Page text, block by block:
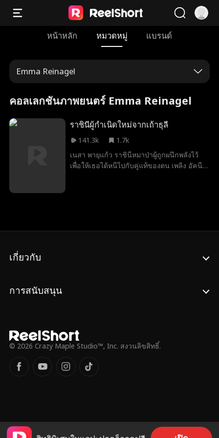
หน้าหลัก หมวดหมู่ แบรนด์
Emma Reinagel
คอลเลกชันภาพยนตร์ Emma Reinagel
ราชินีผู้กำเนิดใหม่จากเถ้าธุลี
141.3k
1.7k
เนสา พายุแก้ว ราชินีหมาป่าผู้ถูกผนึกพลังไว้
เพื่อให้เธอได้หนีไปกับคู่แท้ของตน เพลิง อัคนี
ตอนนั้น จะสายเกินไปแล้วหรือไม่?
เกี่ยวกับ
การสนับสนุน
© 2026 Crazy Maple Studio™, Inc. สงวนลิขสิทธิ์.